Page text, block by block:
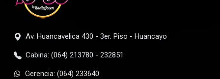
Av. Huancavelica 430 - 3er. Piso - Huancayo
Cabina: (064) 213780 - 232851
Gerencia: (064) 233640